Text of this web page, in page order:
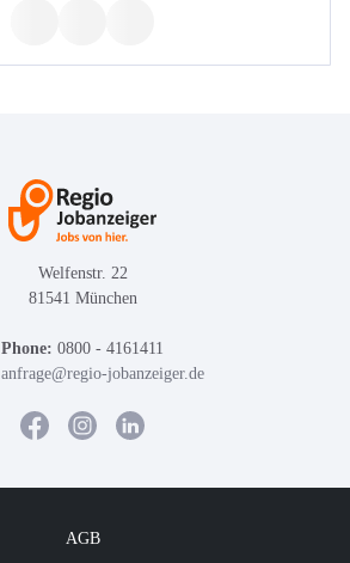
Welfenstr. 22
81541 München
Phone: 0800 - 4161411
anfrage@regio-jobanzeiger.de
AGB